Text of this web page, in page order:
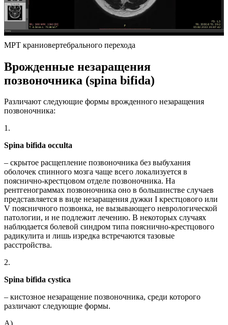
МРТ краниовертебрального перехода
Врожденные незаращения
позвоночника (spina bifida)
Различают следующие формы врожденного незаращения
позвоночника:
1.
Spina bifida occulta
– скрытое расщепление позвоночника без выбухания
оболочек спинного мозга чаще всего локализуется в
пояснично-крестцовом отделе позвоночника. На
рентгенограммах позвоночника оно в большинстве случаев
представляется в виде незаращения дужки I крестцового или
V поясничного позвонка, не вызывающего неврологической
патологии, и не подлежит лечению. В некоторых случаях
наблюдается болевой синдром типа пояснично-крестцового
радикулита и лишь изредка встречаются тазовые
расстройства.
2.
Spina bifida cystica
– кистозное незаращение позвоночника, среди которого
различают следующие формы.